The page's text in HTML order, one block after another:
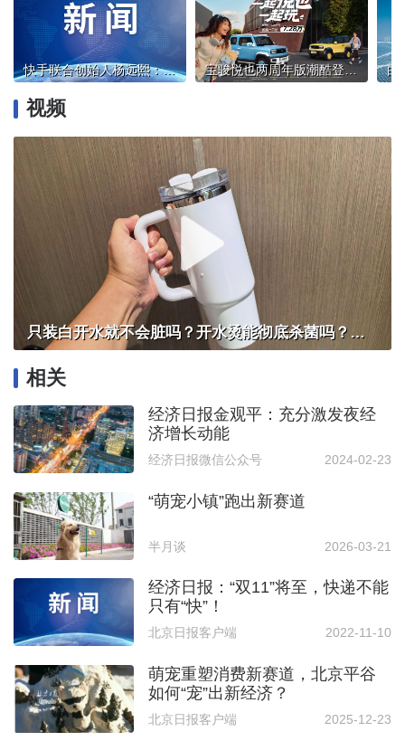
快手联合创始人杨远熙：以创新驱动，驶向AI浪潮的星辰大海 宝骏悦也两周年版潮酷登场！置换一口价7.28万元！
视频
只装白开水就不会脏吗？开水烫能彻底杀菌吗？感控专家详解“吸管杯”藏菌真相｜都视频·热观察
相关
经济日报金观平：充分激发夜经
济增长动能
经济日报微信公众号 2024-02-23
“萌宠小镇”跑出新赛道
半月谈 2026-03-21
经济日报：“双11”将至，快递不能
只有“快”！
北京日报客户端 2022-11-10
萌宠重塑消费新赛道，北京平谷
如何“宠”出新经济？
北京日报客户端 2025-12-23